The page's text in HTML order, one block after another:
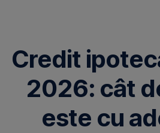
Credit
2026: cât
este cu